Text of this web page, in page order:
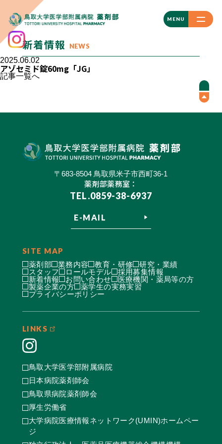
MENU
CLOSE
新着情報 NEWS
2025.06.02
アゾセミド錠60mg「JG」
記事一覧へ
〒683-8504 鳥取県米子市西町36-1
薬剤部薬務室：
TEL.0859-38-6937
E-MAIL
SITE MAP
薬剤部 業務内容 教育・研修
研究・業績
スタッフ
ロールモデル
採用募集情報
新着情報
お問い合わせ
医療機関・薬局等の方
製薬企業の方
薬学生の実務実習
プライバシーポリシー
LINKS
鳥取大学医学部附属病院
日本病院薬剤師会
鳥取県病院薬剤師会
厚生労働省
大学病院医療情報ネットワーク(UMIN)ホームペー
ジ